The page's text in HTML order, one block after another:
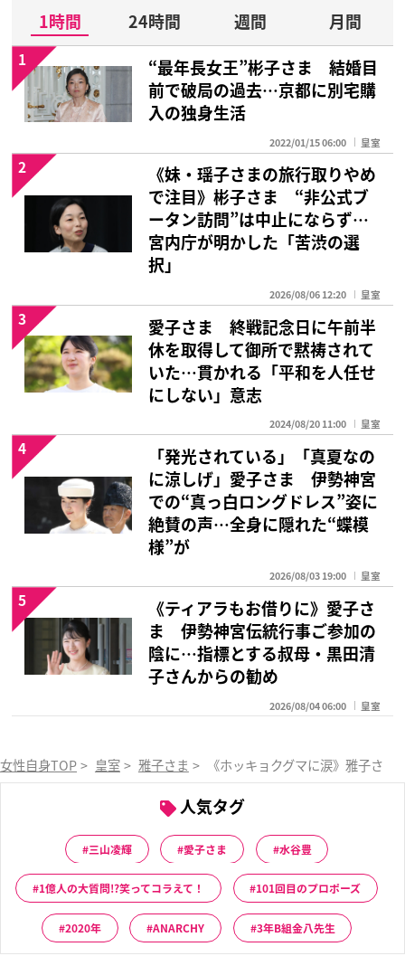
1時間 24時間 週間
月間
“最年長女王”彬子さま 結婚目
前で破局の過去…京都に別宅購
入の独身生活
2022/01/15 06:00 皇室
1
《妹・瑶子さまの旅行取りやめ
で注目》彬子さま “非公式ブ
ータン訪問”は中止にならず…
宮内庁が明かした「苦渋の選
択」
2026/08/06 12:20 皇室
2
愛子さま 終戦記念日に午前半
休を取得して御所で黙祷されて
いた…貫かれる「平和を人任せ
にしない」意志
2024/08/20 11:00 皇室
3
「発光されている」「真夏なの
に涼しげ」愛子さま 伊勢神宮
での“真っ白ロングドレス”姿に
絶賛の声…全身に隠れた“蝶模
様”が
2026/08/03 19:00 皇室
4
《ティアラもお借りに》愛子さ
ま 伊勢神宮伝統行事ご参加の
陰に…指標とする叔母・黒田清
子さんからの勧め
2026/08/04 06:00 皇室
5
女性自身TOP > 皇室 > 雅子さま > 《ホッキョクグマに涙》雅子さ
人気タグ
三山凌輝 愛子さま 水谷豊
1億人の大質問!?笑ってコラえて！ 101回目のプロポーズ
2020年 ANARCHY 3年B組金八先生